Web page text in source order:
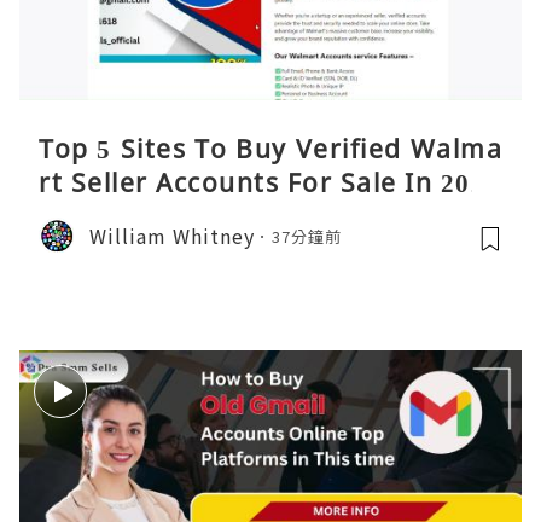
Top 5 Sites To Buy Verified Walma
rt Seller Accounts For Sale In 2026
William Whitney 37分鐘前